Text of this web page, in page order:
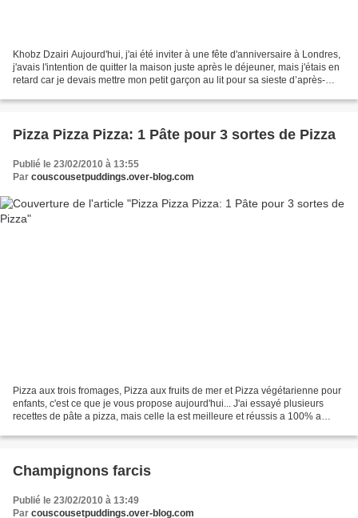
Khobz Dzairi Aujourd'hui, j'ai été inviter à une fête d'anniversaire à Londres,
j'avais l'intention de quitter la maison juste après le déjeuner, mais j'étais en
retard car je devais mettre mon petit garçon au lit pour sa sieste d’après-
Pizza Pizza Pizza: 1 Pâte pour 3 sortes de Pizza
Publié le 23/02/2010 à 13:55
Par couscousetpuddings.over-blog.com
Pizza aux trois fromages, Pizza aux fruits de mer et Pizza végétarienne pour
enfants, c'est ce que je vous propose aujourd'hui... J'ai essayé plusieurs
recettes de pâte a pizza, mais celle la est meilleure et réussis a 100% a
Champignons farcis
Publié le 23/02/2010 à 13:49
Par couscousetpuddings.over-blog.com